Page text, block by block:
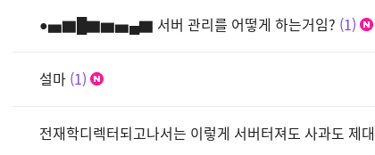
●▅▇█▇▆▅▄▇ 서버 관리를 어떻게 하는거임? 1
설마 1
전재학디렉터되고나서는 이렇게 서버터져도 사과도 제